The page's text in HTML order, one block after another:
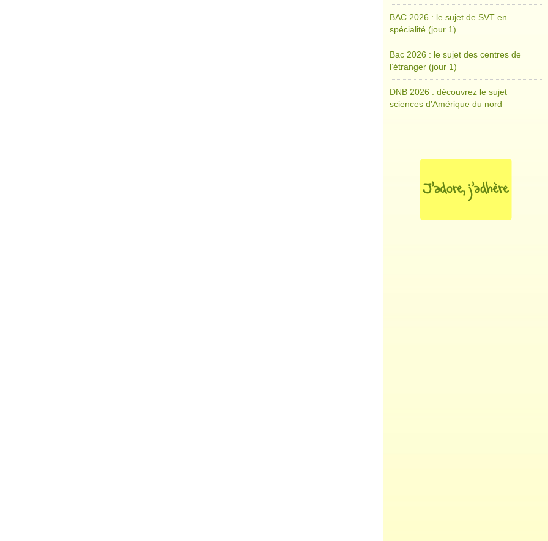
BAC 2026 : le sujet de SVT en
spécialité (jour 1)
Bac 2026 : le sujet des centres de
l’étranger (jour 1)
DNB 2026 : découvrez le sujet
sciences d’Amérique du nord